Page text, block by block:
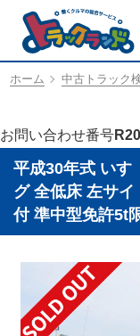
ホーム 中古トラック
お問い合わせ番号
平成30年式 いす
グ 全低床 左サ
付 準中型免許5t